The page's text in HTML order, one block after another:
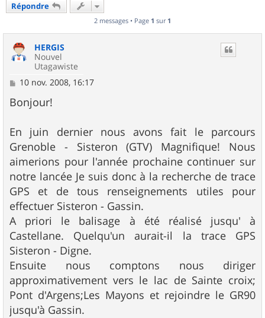
Répondre
2 messages • Page 1 sur 1
HERGIS
Nouvel
Utagawiste
M
s
s
g
e
10 nov. 2008, 16:17
Bonjour!
En juin dernier nous avons fait le parcours
Grenoble - Sisteron (GTV) Magnifique! Nous
aimerions pour l'année prochaine continuer sur
notre lancée Je suis donc à la recherche de trace
GPS et de tous renseignements utiles pour
effectuer Sisteron - Gassin.
A priori le balisage à été réalisé jusqu' à
Castellane. Quelqu'un aurait-il la trace GPS
Sisteron - Digne.
Ensuite nous comptons nous diriger
approximativement vers le lac de Sainte croix;
Pont d'Argens;Les Mayons et rejoindre le GR90
jusqu'à Gassin.